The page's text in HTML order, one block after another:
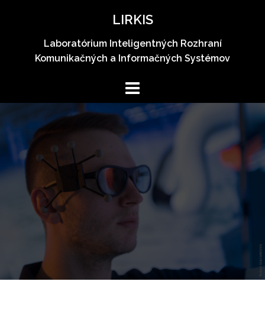
LIRKIS
Laboratórium Inteligentných Rozhraní
Komunikačných a Informačných Systémov